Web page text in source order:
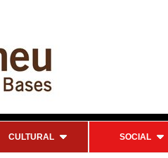
CULTURAL SOCIAL